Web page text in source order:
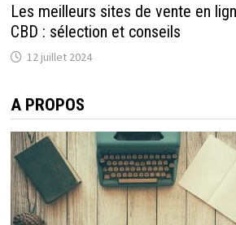
Les meilleurs sites de vente en
CBD : sélection et conseils
12 juillet 2024
A PROPOS